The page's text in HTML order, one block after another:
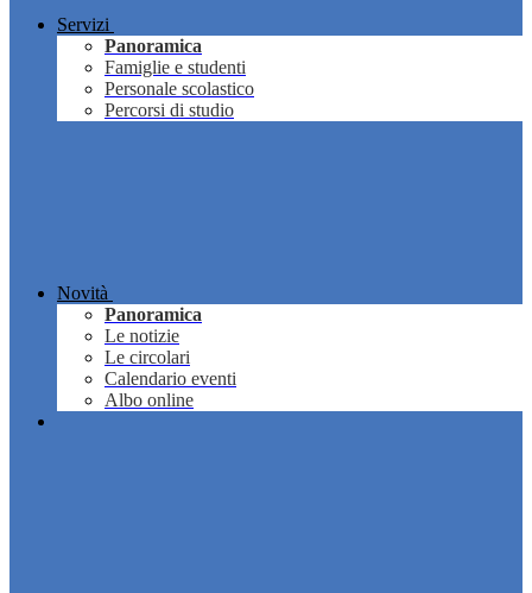
Servizi
Panoramica
Famiglie e studenti
Personale scolastico
Percorsi di studio
Novità
Panoramica
Le notizie
Le circolari
Calendario eventi
Albo online